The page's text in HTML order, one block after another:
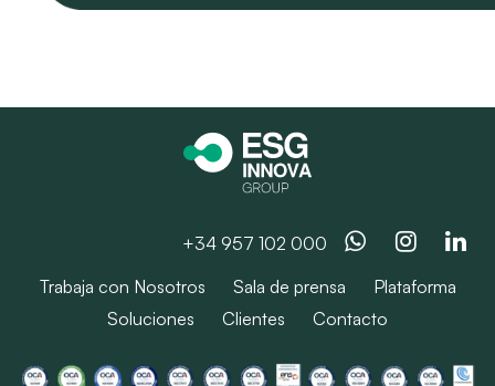
+34 957 102 000 Whatsapp
Trabaja con Nosotros Sala de prensa
Plataforma
Soluciones
Clientes Contacto